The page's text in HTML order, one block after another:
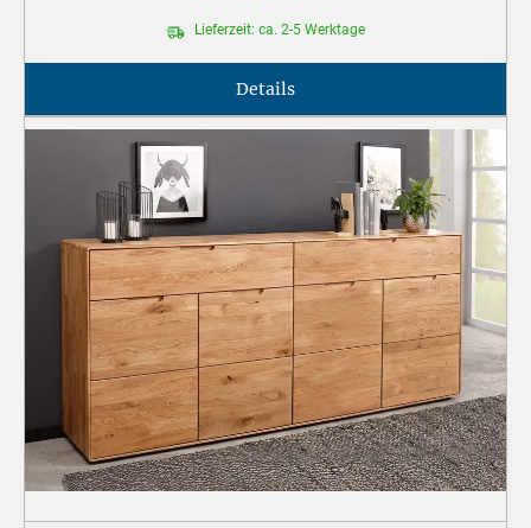
Lieferzeit: ca. 2-5 Werktage
Details